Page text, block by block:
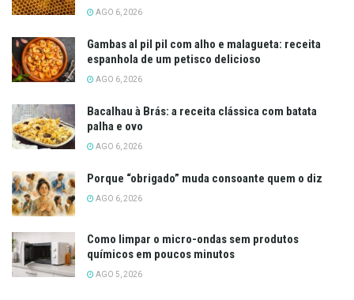
AGO 6, 2026
Gambas al pil pil com alho e malagueta: receita
espanhola de um petisco delicioso
AGO 6, 2026
Bacalhau à Brás: a receita clássica com batata
palha e ovo
AGO 6, 2026
Porque “obrigado” muda consoante quem o diz
AGO 6, 2026
Como limpar o micro-ondas sem produtos
químicos em poucos minutos
AGO 5, 2026